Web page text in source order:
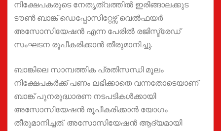
നിക്ഷേപകരുടെ നേതൃത്വത്തിൽ ഇരിങ്ങാലക്കുട
ടൗൺ ബാങ്ക് ഡെപ്പോസിറ്റേഴ്സ് വെൽഫയർ
അസോസിയേഷൻ എന്ന പേരിൽ രജിസ്ട്രേഡ്
സംഘടന രൂപീകരിക്കാൻ തീരുമാനിച്ചു.
ബാങ്കിലെ സാമ്പത്തിക പ്രതിസന്ധി മൂലം
നിക്ഷേപകർക്ക് പണം ലഭിക്കാതെ വന്നതോടെയാണ്
ബാങ്ക് പുനരുദ്ധാരണ നടപടികൾക്കായി
അസോസിയേഷൻ രൂപീകരിക്കാൻ യോഗം
തീരുമാനിച്ചത്. അസോസിയേഷൻ ആദ്യമായി